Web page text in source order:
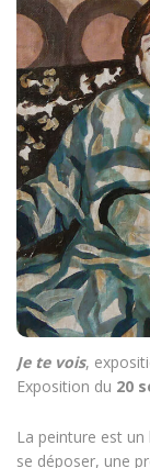
Je te vois,
Exposition du 20
La peinture est
se déposer, une